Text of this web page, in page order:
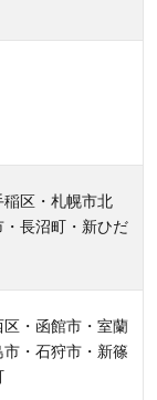
区・札幌市北
長沼町・新ひだ
・函館市・室蘭
・石狩市・新篠